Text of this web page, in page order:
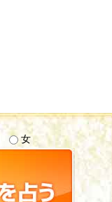
女